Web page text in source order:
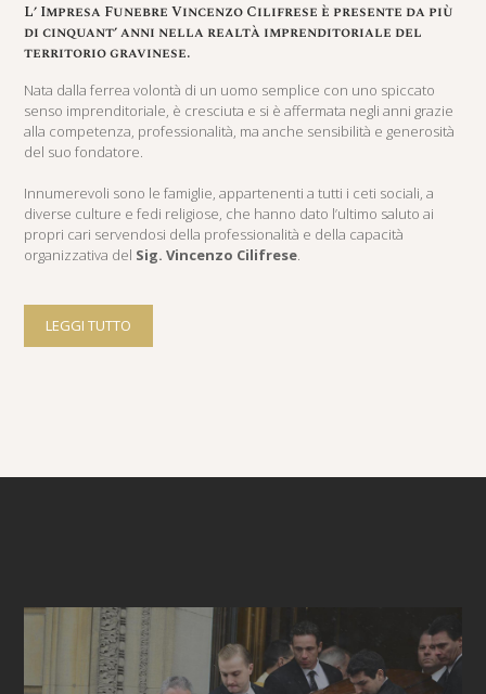
L’ Impresa Funebre Vincenzo Cilifrese è presente da più
di cinquant’ anni nella realtà imprenditoriale del
territorio gravinese.
Nata dalla ferrea volontà di un uomo semplice con uno spiccato
senso imprenditoriale, è cresciuta e si è affermata negli anni grazie
alla competenza, professionalità, ma anche sensibilità e generosità
del suo fondatore.
Innumerevoli sono le famiglie, appartenenti a tutti i ceti sociali, a
diverse culture e fedi religiose, che hanno dato l’ultimo saluto ai
propri cari servendosi della professionalità e della capacità
organizzativa del Sig. Vincenzo Cilifrese.
LEGGI TUTTO